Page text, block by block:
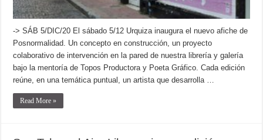
-> SÁB 5/DIC/20 El sábado 5/12 Urquiza inaugura el nuevo afiche de
Posnormalidad. Un concepto en construcción, un proyecto
colaborativo de intervención en la pared de nuestra librería y galería
bajo la mentoría de Topos Productora y Poeta Gráfico. Cada edición
reúne, en una temática puntual, un artista que desarrolla …
Read More »